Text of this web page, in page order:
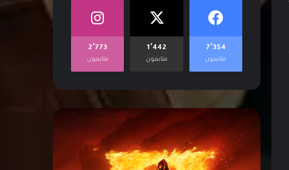
7٬354
متابعون
1٬442
متابعون
2٬773
متابعون